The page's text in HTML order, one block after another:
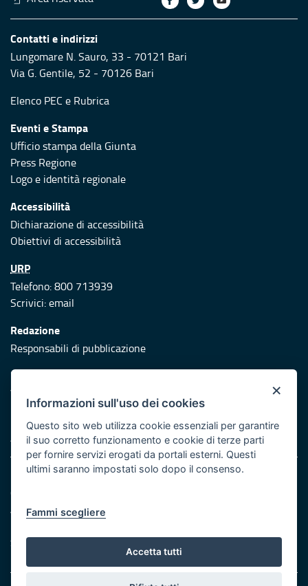
Contatti e indirizzi
Lungomare N. Sauro, 33 - 70121 Bari
Via G. Gentile, 52 - 70126 Bari
Elenco PEC e Rubrica
Eventi e Stampa
Ufficio stampa della Giunta
Press Regione
Logo e identità regionale
Accessibilità
Dichiarazione di accessibilità
Obiettivi di accessibilità
URP
Telefono: 800 713939
Scrivici:email
Redazione
Responsabili di pubblicazione
Protezione civile
Vai al sito di Protezione Civile Puglia
Iniziativa finanziata con risorse del POR Puglia 2014/2020 -
Asse XI
Note legali
Cookie e privacy
Atti di notifica
Servizi Intranet
×
Informazioni sull'uso dei cookies
Questo sito web utilizza cookie essenziali per garantire
il suo corretto funzionamento e cookie di terze parti
per fornire servizi erogati da portali esterni. Questi
ultimi saranno impostati solo dopo il consenso.
Fammi scegliere
Accetta tutti